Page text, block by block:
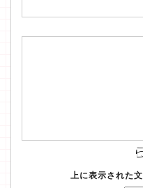
上に表示された